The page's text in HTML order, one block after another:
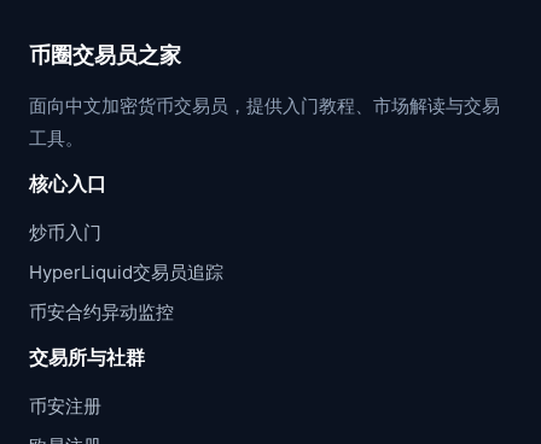
币圈交易员之家
面向中文加密货币交易员，提供入门教程、市场解读与交易
工具。
核心入口
炒币入门
HyperLiquid交易员追踪
币安合约异动监控
交易所与社群
币安注册